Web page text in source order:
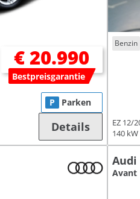
€ 20.990
Bestpreisgarantie
P Parken
Details
Benzin
EZ 12/
140 kW
Audi
Avant